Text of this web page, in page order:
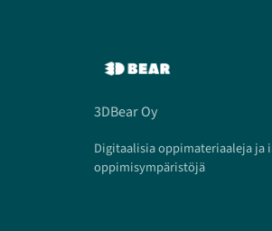
3DBear Oy
Digitaalisia oppimateriaaleja ja
oppimisympäristöjä